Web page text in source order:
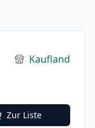
Kaufland
Zur Liste